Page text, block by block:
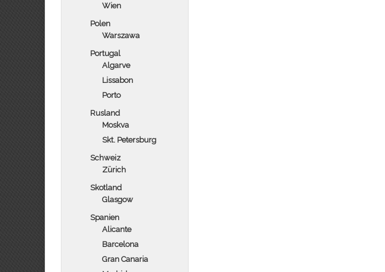
Wien
Polen
Warszawa
Portugal
Algarve
Lissabon
Porto
Rusland
Moskva
Skt. Petersburg
Schweiz
Zürich
Skotland
Glasgow
Spanien
Alicante
Barcelona
Gran Canaria